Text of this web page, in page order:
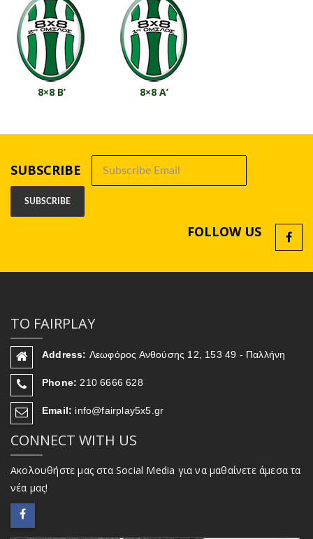
8×8 Β’ 8×8 Α’
SUBSCRIBE
FOLLOW US
ΤΟ FAIRPLAY
Address: Λεωφόρος Ανθούσης 12, 153 49 - Παλλήνη
Phone: 210 6666 628
Email: info@fairplay5x5.gr
CONNECT WITH US
Ακολουθήστε μας στα Social Media για να μαθαίνετε άμεσα τα
νέα μας!